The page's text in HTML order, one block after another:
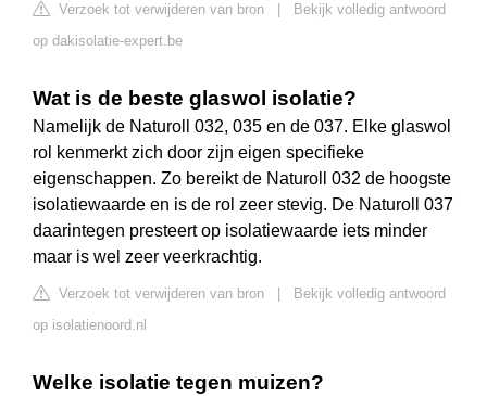
Verzoek tot verwijderen van bron
Bekijk volledig antwoord
op dakisolatie-expert.be
Wat is de beste glaswol isolatie?
Namelijk de Naturoll 032, 035 en de 037. Elke glaswol
rol kenmerkt zich door zijn eigen specifieke
eigenschappen. Zo bereikt de Naturoll 032 de hoogste
isolatiewaarde en is de rol zeer stevig. De Naturoll 037
daarintegen presteert op isolatiewaarde iets minder
maar is wel zeer veerkrachtig.
Verzoek tot verwijderen van bron
Bekijk volledig antwoord
op isolatienoord.nl
Welke isolatie tegen muizen?